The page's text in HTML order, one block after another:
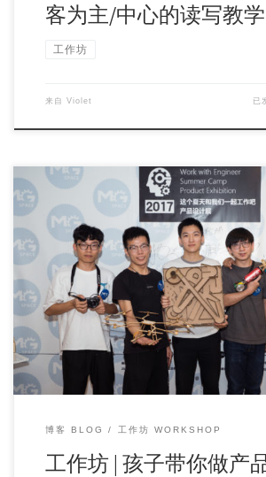
客为主/中心的读写教学
工作坊
来自 Violet 已
工作坊名称：孩子带你做产品，你准备好
kids, are You Rea […]
博客 BLOG 工作坊 WORKSHOP
工作坊 | 孩子带你做产